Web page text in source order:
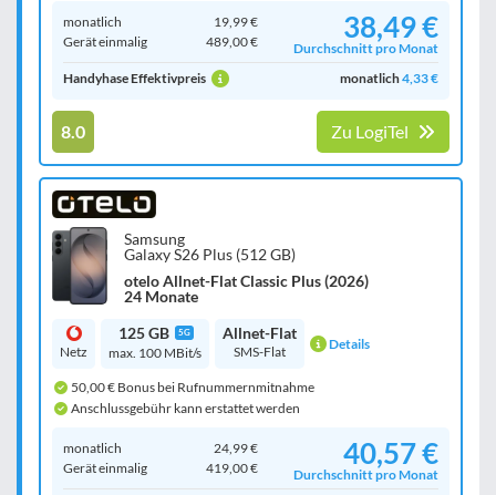
monatlich
19,99 €
Gerät einmalig
489,00 € 38,49 €
Durchschnitt pro Monat
Handyhase Effektivpreis
monatlich4,33 €
8.0 Zu LogiTel
Samsung
Galaxy S26 Plus (512 GB)
otelo Allnet-Flat Classic Plus (2026)
24 Monate
Netz
125 GB 5G
max. 100 MBit/s
Allnet-Flat
SMS-Flat Details
50,00 € Bonus bei Rufnummernmitnahme
Anschlussgebühr kann erstattet werden
monatlich
24,99 €
Gerät einmalig
419,00 € 40,57 €
Durchschnitt pro Monat